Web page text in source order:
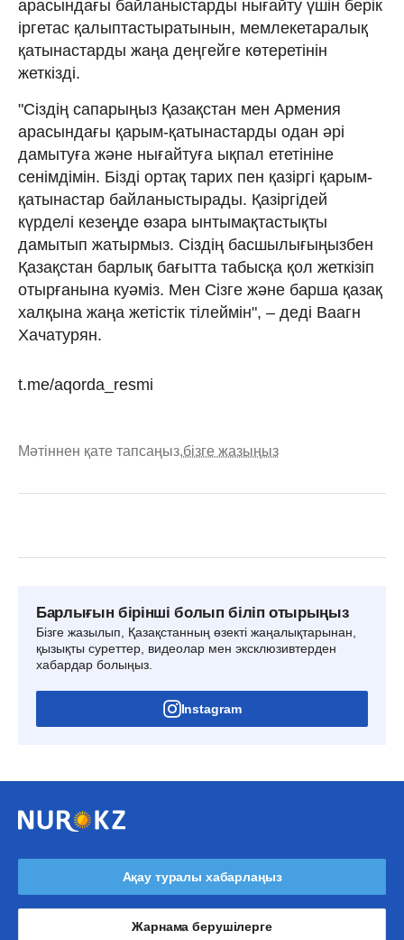
арасындағы байланыстарды нығайту үшін берік
іргетас қалыптастыратынын, мемлекетаралық
қатынастарды жаңа деңгейге көтеретінін
жеткізді.
"Сіздің сапарыңыз Қазақстан мен Армения
арасындағы қарым-қатынастарды одан әрі
дамытуға және нығайтуға ықпал ететініне
сенімдімін. Бізді ортақ тарих пен қазіргі қарым-
қатынастар байланыстырады. Қазіргідей
күрделі кезеңде өзара ынтымақтастықты
дамытып жатырмыз. Сіздің басшылығыңызбен
Қазақстан барлық бағытта табысқа қол жеткізіп
отырғанына куәміз. Мен Сізге және барша қазақ
халқына жаңа жетістік тілеймін", – деді Ваагн
Хачатурян.
t.me/aqorda_resmi
Мәтіннен қате тапсаңыз,бізге жазыңыз
Барлығын бірінші болып біліп отырыңыз
Бізге жазылып, Қазақстанның өзекті жаңалықтарынан,
қызықты суреттер, видеолар мен эксклюзивтерден
хабардар болыңыз.
Instagram
Ақау туралы хабарлаңыз
Жарнама берушілерге